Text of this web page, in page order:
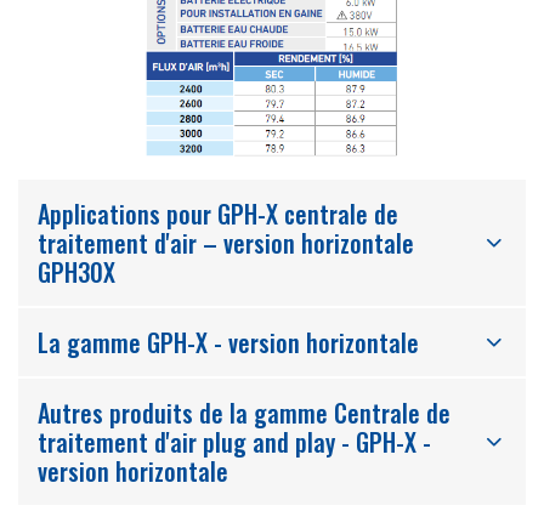
Applications pour GPH-X centrale de
traitement d'air – version horizontale
GPH30X
La gamme GPH-X - version horizontale
Autres produits de la gamme Centrale de
traitement d'air plug and play - GPH-X -
version horizontale